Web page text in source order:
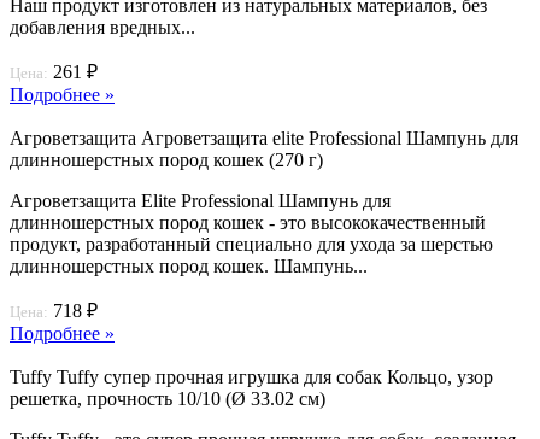
Наш продукт изготовлен из натуральных материалов, без
добавления вредных...
Цена: 261 ₽
Подробнее »
Агроветзащита Агроветзащита elite Professional Шампунь для
длинношерстных пород кошек (270 г)
Агроветзащита Elite Professional Шампунь для
длинношерстных пород кошек - это высококачественный
продукт, разработанный специально для ухода за шерстью
длинношерстных пород кошек. Шампунь...
Цена: 718 ₽
Подробнее »
Tuffy Tuffy супер прочная игрушка для собак Кольцо, узор
решетка, прочность 10/10 (Ø 33.02 см)